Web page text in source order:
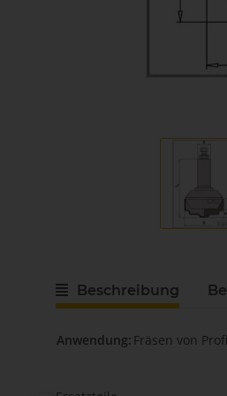
Beschreibung
Anwendung: Fräsen von